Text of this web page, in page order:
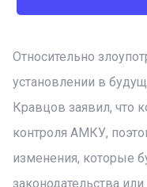
Относительно
установлении в
Кравцов заявил, что
контроля АМКУ,
изменения, которые
законодательства